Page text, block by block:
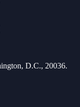
D.C., 20036.